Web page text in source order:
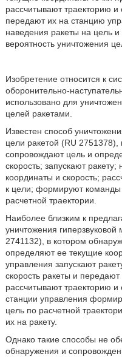
рассчитывают траекторию и
передают их на станцию
наведения ракеты на цель
вероятность уничтожения
Изобретение относится к
оборонительно-
использовано для
целей ракетами.
Известен способ
цели ракетой (RU
сопровождают цель и
скорость; запускают
координаты и скорость;
к цели; формируют
расчетной траектории.
Наиболее близким к
уничтожения
2741132), в котором
определяют ее текущие
управления запускают
скорость ракеты и
рассчитывают траекторию и
станции управления
цель по расчетной
их на ракету.
Однако такие способы не
обнаружения и